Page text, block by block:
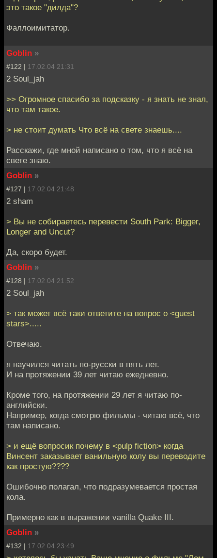
это такое "дилда"?
Фаллоимитатор.
Goblin »
#122 | 17.02.04 21:31
2 Soul_jah
>> Огромное спасибо за подсказку - я знать не знал,
что там такое.
> не стоит думать Что всё на свете знаешь....
Расскажи, где мной написано о том, что я всё на
свете знаю.
Goblin »
#127 | 17.02.04 21:48
2 sham
> Вы не собираетесь перевести South Park: Bigger,
Longer and Uncut?
Да, скоро будет.
Goblin »
#128 | 17.02.04 21:52
2 Soul_jah
> так может всё таки ответите на вопрос о <guest
stars>.....
Отвечаю.
я научился читать по-русски в пять лет.
И на протяжении 39 лет читаю ежедневно.
Кроме того, на протяжении 29 лет я читаю по-
английски.
Например, когда смотрю фильмы - читаю всё, что
там написано.
> и ещё вопросик почему в <pulp fiction> когда
Винсент заказывает ванильную колу вы переводите
как простую????
Ошибочно полагал, что подразумевается простая
кола.
Примерно как в выражении vanilla Quake III.
Goblin »
#132 | 17.02.04 23:49